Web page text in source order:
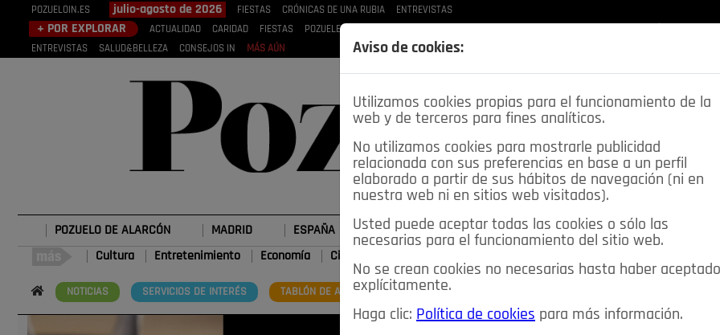
POZUELOIN.ES julio-agosto de 2026 FIESTAS CRÓNICAS DE UNA RUBIA ENTREVISTAS
+ POR EXPLORAR ACTUALIDAD CARIDAD FIESTAS POZUELEROS CRÓNICAS DE
ENTREVISTAS
SALUD&BELLEZA CONSEJOS IN MÁS AÚN
POZUELO DE ALARCÓN MADRID ESPAÑA DEPORTES OPINIÓN IN SALUD 🔴 EN DIRECTO
Cultura Entretenimiento Economía Ciencia&Tecnología
NOTICIAS SERVICIOS DE INTERÉS TABLÓN DE ANUNCIOS MIS ANUNCIOS
Aviso de cookies:
Utilizamos cookies propias para el funcionamiento de la
web y de terceros para fines analíticos.
No utilizamos cookies para mostrarle publicidad
relacionada con sus preferencias en base a un perfil
elaborado a partir de sus hábitos de navegación (ni en
nuestra web ni en sitios web visitados).
Usted puede aceptar todas las cookies o sólo las
necesarias para el funcionamiento del sitio web.
No se crean cookies no necesarias hasta haber aceptado
explícitamente.
Haga clic: Política de cookies para más información.